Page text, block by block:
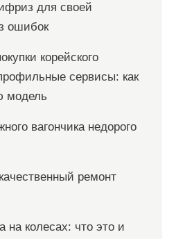
для своей
ошибок
корейского
сервисы: как
модель
вагончика недорого
ремонт
на колесах: что это и